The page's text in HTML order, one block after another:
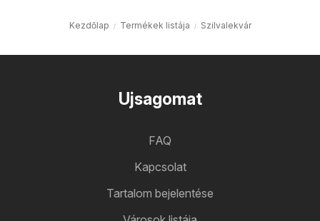
Kezdőlap Termékek listája Szilvalekvár
Ujsagomat
FAQ
Kapcsolat
Tartalom bejelentése